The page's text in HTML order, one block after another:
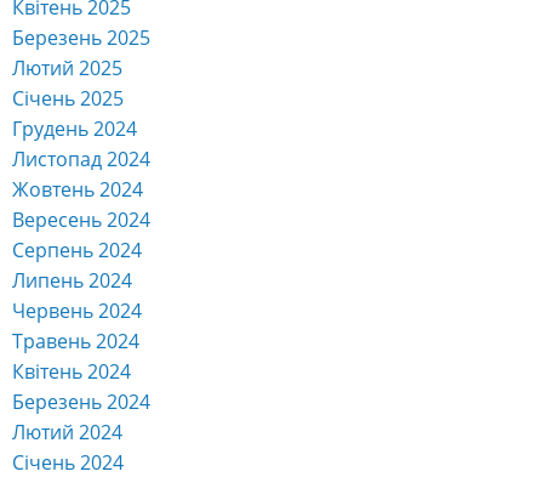
Квітень 2025
Березень 2025
Лютий 2025
Січень 2025
Грудень 2024
Листопад 2024
Жовтень 2024
Вересень 2024
Серпень 2024
Липень 2024
Червень 2024
Травень 2024
Квітень 2024
Березень 2024
Лютий 2024
Січень 2024